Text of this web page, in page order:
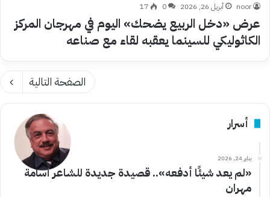
noor أبريل 26, 2026 0
17
عرض «دخل الربيع يضحك» اليوم في مهرجان المركز
الكاثوليكي للسينما يعقبه لقاء مع صناعه
الصفحة التالية
أسرار
يناير 24, 2026
«لم يعد شيئًا أدفعه».. قصيدة جديدة للشاعر أسامة
مهران